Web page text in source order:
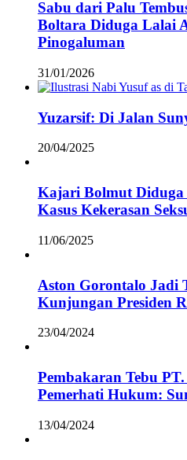
Sabu dari Palu
Boltara Diduga Lalai
Pinogaluman
31/01/2026
Yuzarsif: Di Jalan
20/04/2025
Kajari Bolmut
Kasus Kekerasan
11/06/2025
Aston Gorontalo Jadi
Kunjungan Presiden
23/04/2024
Pembakaran Tebu
Pemerhati Hukum:
13/04/2024